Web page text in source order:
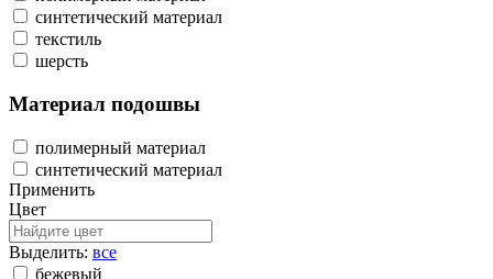
синтетический материал
текстиль
шерсть
Материал подошвы
полимерный материал
синтетический материал
Применить
Цвет
Выделить: все
бежевый